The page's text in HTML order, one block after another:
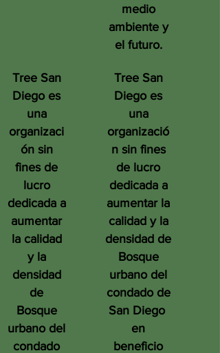
Tree San
Diego es
una
organizaci
ón sin
fines de
lucro
dedicada a
aumentar
la calidad
y la
densidad
de
Bosque
urbano del
condado
medio
ambiente y
el futuro.
Tree San
Diego es
una
organizació
n sin fines
de lucro
dedicada a
aumentar la
calidad y la
densidad de
Bosque
urbano del
condado de
San Diego
en
beneficio